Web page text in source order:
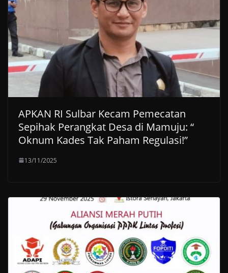
APKAN RI Sulbar Kecam Pemecatan
Sepihak Perangkat Desa di Mamuju: “
Oknum Kades Tak Paham Regulasi!”
13/11/2025